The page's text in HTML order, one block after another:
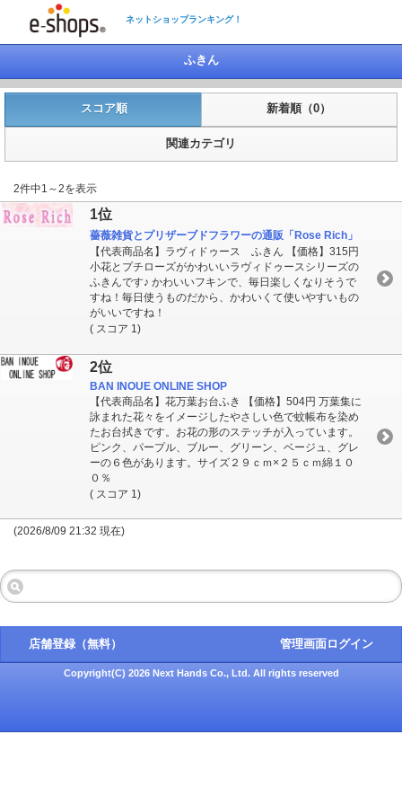
ネットショップランキング！
ふきん
スコア順 新着順（0）
関連カテゴリ
2件中1～2を表示
1位
薔薇雑貨とプリザーブドフラワーの通販「Rose Rich」
【代表商品名】ラヴィドゥース ふきん 【価格】315円
小花とプチローズがかわいいラヴィドゥースシリーズの
ふきんです♪ かわいいフキンで、毎日楽しくなりそうで
すね！毎日使うものだから、かわいくて使いやすいもの
がいいですね！
( スコア 1)
2位
BAN INOUE ONLINE SHOP
【代表商品名】花万葉お台ふき 【価格】504円 万葉集に
詠まれた花々をイメージしたやさしい色で蚊帳布を染め
たお台拭きです。お花の形のステッチが入っています。
ピンク、パープル、ブルー、グリーン、ベージュ、グレ
ーの６色があります。サイズ２９ｃｍ×２５ｃｍ綿１０
０％
( スコア 1)
(2026/8/09 21:32 現在)
店舗登録（無料） 管理画面ログイン
Copyright(C) 2026 Next Hands Co., Ltd. All rights reserved